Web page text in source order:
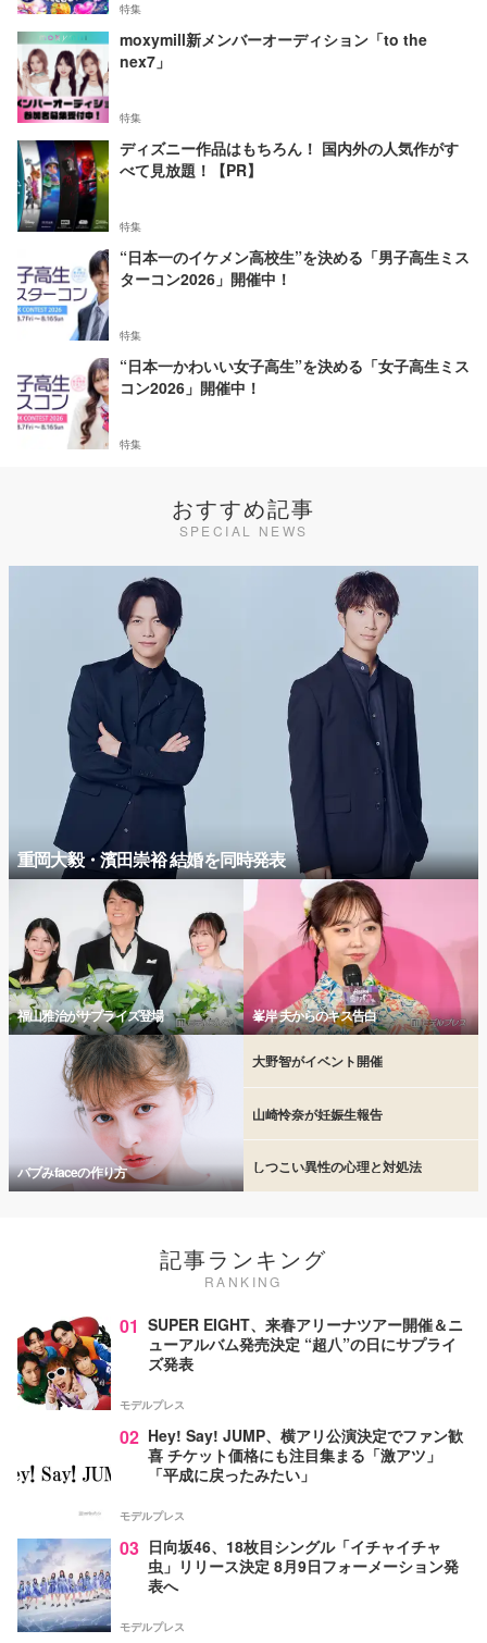
特集
moxymill新メンバーオーディション「to the
nex7」
特集
ディズニー作品はもちろん！ 国内外の人気作がす
べて見放題！【PR】
特集
“日本一のイケメン高校生”を決める「男子高生ミス
ターコン2026」開催中！
特集
“日本一かわいい女子高生”を決める「女子高生ミス
コン2026」開催中！
特集
おすすめ記事
SPECIAL NEWS
重岡大毅・濱田崇裕 結婚を同時発表
福山雅治がサプライズ登場 峯岸 夫からのキス告白
バブみfaceの作り方
大野智がイベント開催
山崎怜奈が妊娠生報告
しつこい異性の心理と対処法
記事ランキング
RANKING
01 SUPER EIGHT、来春アリーナツアー開催＆ニ
ューアルバム発売決定 “超八”の日にサプライ
ズ発表
モデルプレス
02 Hey! Say! JUMP、横アリ公演決定でファン歓
喜 チケット価格にも注目集まる「激アツ」
「平成に戻ったみたい」
モデルプレス
03 日向坂46、18枚目シングル「イチャイチャ
虫」リリース決定 8月9日フォーメーション発
表へ
モデルプレス